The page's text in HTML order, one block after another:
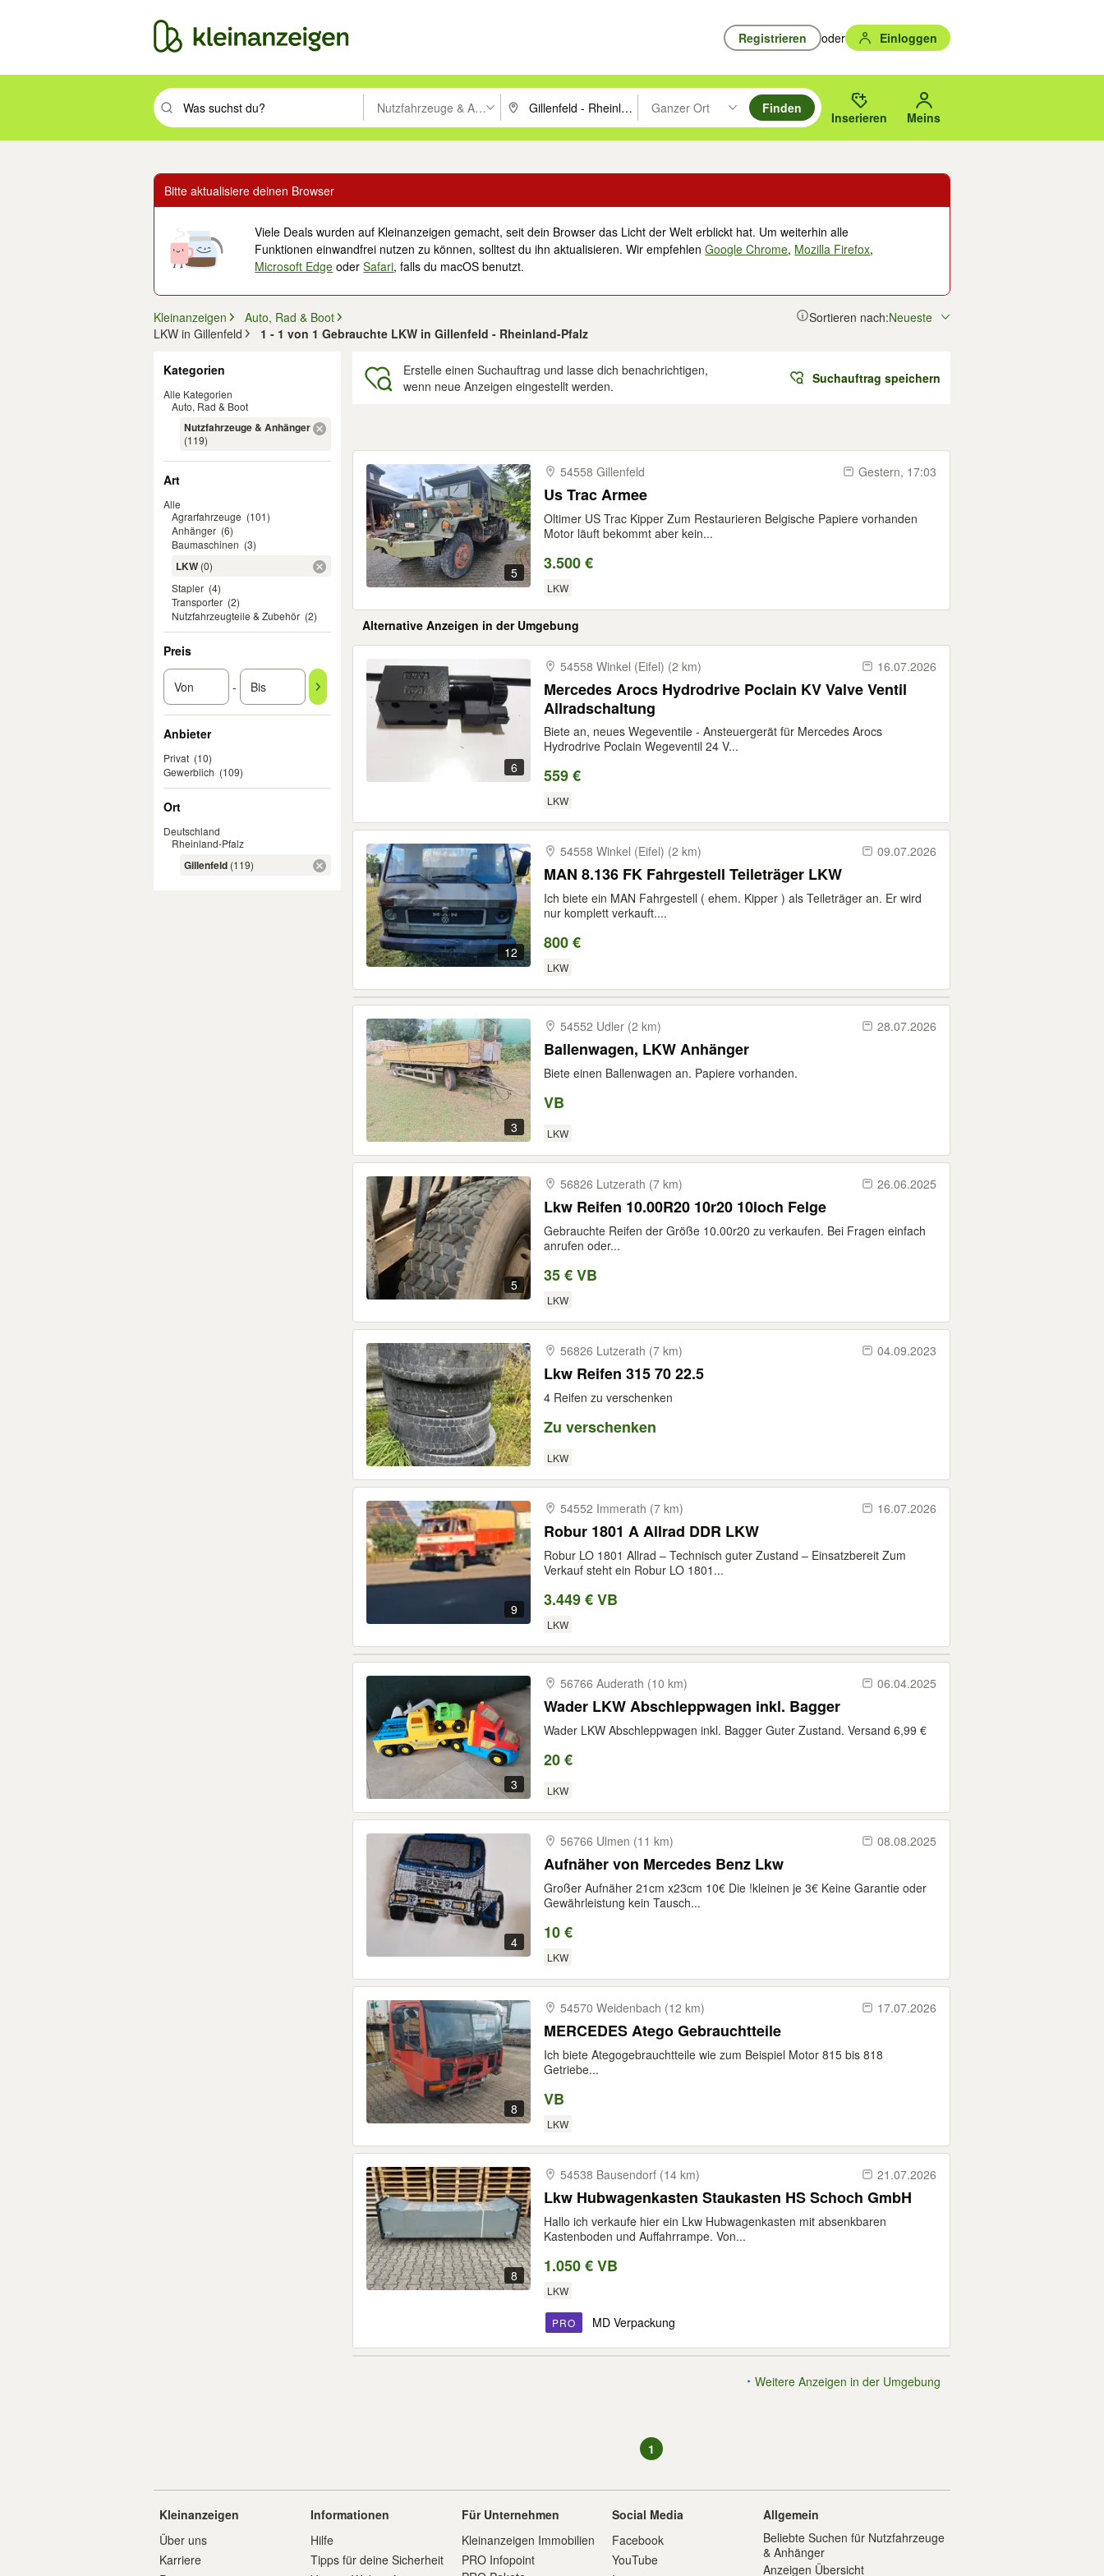
Registrieren oder Einloggen
Suchbegriff eingeben. Eingabetaste drücken um zu suchen, oder Vorschläge mit den Pfeiltasten nach oben/unten durchsuchen und mit Eingabetaste auswählen.
Nutzfahrzeuge & AnhängerPLZ oder Ort eingeben. Eingabetaste drücken um zu suchen, oder Vorschläge mit den Pfeiltasten nach oben/
Ganzer Ort
Suche im Umkreis des gewählten Orts oder PLZ.
Finden
Inserieren Meins
Bitte aktualisiere deinen Browser
Viele Deals wurden auf Kleinanzeigen gemacht, seit dein Browser das Licht der Welt erblickt hat. Um weiterhin alle
Funktionen einwandfrei nutzen zu können, solltest du ihn aktualisieren. Wir empfehlenGoogle Chrome, Mozilla Firefox,
Microsoft Edge oderSafari, falls du macOS benutzt.
Kleinanzeigen
Auto, Rad & Boot
LKW in Gillenfeld
1 - 1 von 1 Gebrauchte LKW in Gillenfeld - Rheinland-Pfalz
Sortieren nach:Neueste
Kategorien
Alle Kategorien
Auto, Rad & Boot
Nutzfahrzeuge & Anhänger
(119)
Art
Alle
Agrarfahrzeuge (101)
Anhänger (6)
Baumaschinen (3)
LKW (0)
Stapler (4)
Transporter (2)
Nutzfahrzeugteile & Zubehör (2)
Preis
-
Anbieter
Privat (10)
Gewerblich (109)
Ort
Deutschland
Rheinland-Pfalz
Gillenfeld (119)
Erstelle einen Suchauftrag und lasse dich benachrichtigen,
wenn neue Anzeigen eingestellt werden.
Suchauftrag speichern
5
54558 Gillenfeld Gestern, 17:03
Us Trac Armee
Oltimer US Trac Kipper Zum Restaurieren Belgische Papiere vorhanden
Motor läuft bekommt aber kein...
3.500 €
LKW
Alternative Anzeigen in der Umgebung
6
54558 Winkel (Eifel) (2 km) 16.07.2026
Mercedes Arocs Hydrodrive Poclain KV Valve Ventil
Allradschaltung
Biete an, neues Wegeventile - Ansteuergerät für Mercedes Arocs
Hydrodrive Poclain Wegeventil 24 V...
559 €
LKW
12
54558 Winkel (Eifel) (2 km) 09.07.2026
MAN 8.136 FK Fahrgestell Teileträger LKW
Ich biete ein MAN Fahrgestell ( ehem. Kipper ) als Teileträger an. Er wird
nur komplett verkauft....
800 €
LKW
3
54552 Udler (2 km) 28.07.2026
Ballenwagen, LKW Anhänger
Biete einen Ballenwagen an. Papiere vorhanden.
VB
LKW
5
56826 Lutzerath (7 km) 26.06.2025
Lkw Reifen 10.00R20 10r20 10loch Felge
Gebrauchte Reifen der Größe 10.00r20 zu verkaufen. Bei Fragen einfach
anrufen oder...
35 € VB
LKW
56826 Lutzerath (7 km) 04.09.2023
Lkw Reifen 315 70 22.5
4 Reifen zu verschenken
Zu verschenken
LKW
9
54552 Immerath (7 km) 16.07.2026
Robur 1801 A Allrad DDR LKW
Robur LO 1801 Allrad – Technisch guter Zustand – Einsatzbereit Zum
Verkauf steht ein Robur LO 1801...
3.449 € VB
LKW
3
56766 Auderath (10 km) 06.04.2025
Wader LKW Abschleppwagen inkl. Bagger
Wader LKW Abschleppwagen inkl. Bagger Guter Zustand. Versand 6,99 €
20 €
LKW
4
56766 Ulmen (11 km) 08.08.2025
Aufnäher von Mercedes Benz Lkw
Großer Aufnäher 21cm x23cm 10€ Die !kleinen je 3€ Keine Garantie oder
Gewährleistung kein Tausch...
10 €
LKW
8
54570 Weidenbach (12 km) 17.07.2026
MERCEDES Atego Gebrauchtteile
Ich biete Ategogebrauchtteile wie zum Beispiel Motor 815 bis 818
Getriebe...
VB
LKW
8
54538 Bausendorf (14 km) 21.07.2026
Lkw Hubwagenkasten Staukasten HS Schoch GmbH
Hallo ich verkaufe hier ein Lkw Hubwagenkasten mit absenkbaren
Kastenboden und Auffahrrampe. Von...
1.050 € VB
LKW
PRO MD Verpackung
Weitere Anzeigen in der Umgebung
1
Kleinanzeigen
Über uns
Karriere
Informationen
Hilfe
Tipps für deine Sicherheit
Für Unternehmen
Kleinanzeigen Immobilien
PRO Infopoint
Social Media
Facebook
YouTube
Allgemein
Beliebte Suchen für Nutzfahrzeuge
& Anhänger
Anzeigen Übersicht